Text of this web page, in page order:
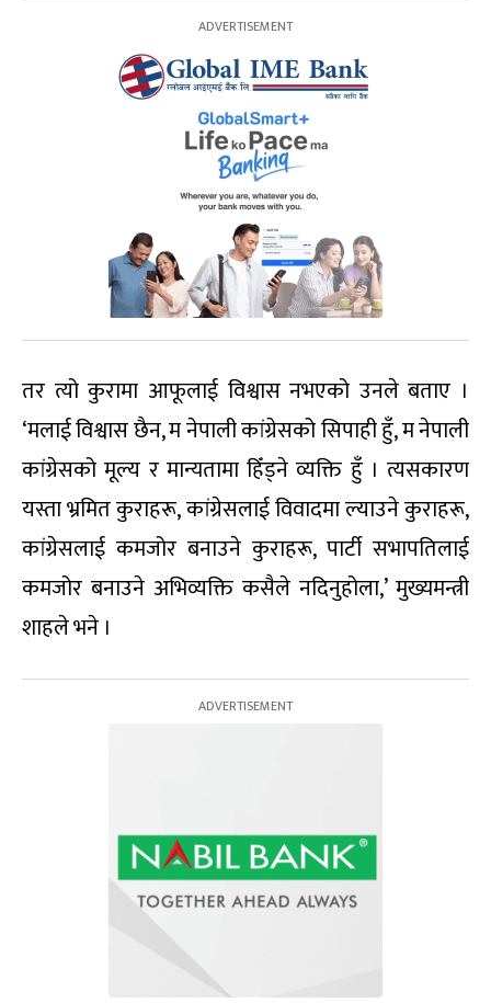
तर त्यो कुरामा आफूलाई विश्वास नभएको उनले बताए ।
‘मलाई विश्वास छैन, म नेपाली कांग्रेसको सिपाही हुँ, म नेपाली
कांग्रेसको मूल्य र मान्यतामा हिँड्ने व्यक्ति हुँ । त्यसकारण
यस्ता भ्रमित कुराहरू, कांग्रेसलाई विवादमा ल्याउने कुराहरू,
कांग्रेसलाई कमजोर बनाउने कुराहरू, पार्टी सभापतिलाई
कमजोर बनाउने अभिव्यक्ति कसैले नदिनुहोला,’ मुख्यमन्त्री
शाहले भने ।